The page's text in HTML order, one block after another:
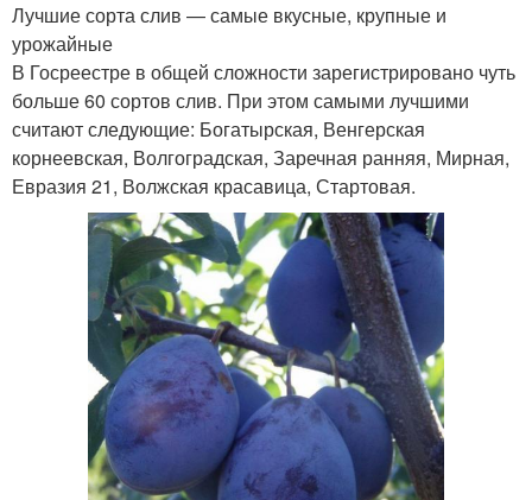
Лучшие сорта слив — самые вкусные, крупные и
урожайные
В Госреестре в общей сложности зарегистрировано чуть
больше 60 сортов слив. При этом самыми лучшими
считают следующие: Богатырская, Венгерская
корнеевская, Волгоградская, Заречная ранняя, Мирная,
Евразия 21, Волжская красавица, Стартовая.